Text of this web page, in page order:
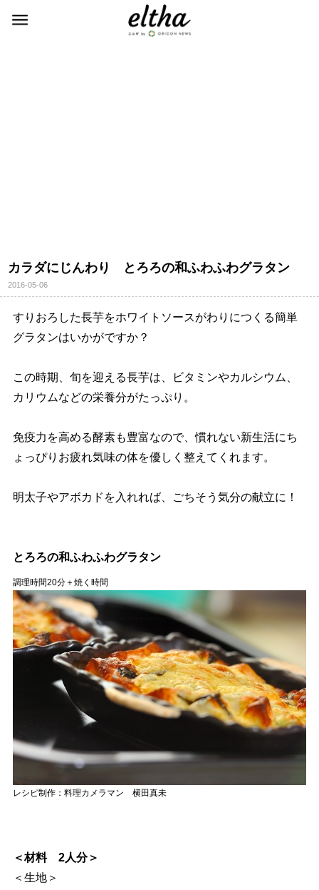
カラダにじんわり とろろの和ふわふわグラタン
2016-05-06
すりおろした長芋をホワイトソースがわりにつくる簡単
グラタンはいかがですか？
この時期、旬を迎える長芋は、ビタミンやカルシウム、
カリウムなどの栄養分がたっぷり。
免疫力を高める酵素も豊富なので、慣れない新生活にち
ょっぴりお疲れ気味の体を優しく整えてくれます。
明太子やアボカドを入れれば、ごちそう気分の献立に！
とろろの和ふわふわグラタン
調理時間20分＋焼く時間
レシピ制作：料理カメラマン 横田真未
＜材料 2人分＞
＜生地＞